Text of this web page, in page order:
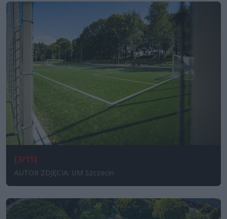
[3/15]
AUTOR ZDJĘCIA: UM Szczecin